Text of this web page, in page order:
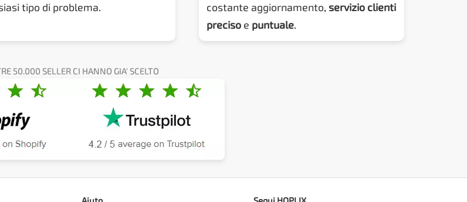
tipo di problema.
costante aggiornamento, servizio clienti
precisoe puntuale.
50.000 SELLER CI HANNO GIA' SCELTO